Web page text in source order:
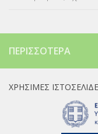
ΠΕΡΙΣΣΌΤΕΡΑ
ΧΡΉΣΙΜΕΣ